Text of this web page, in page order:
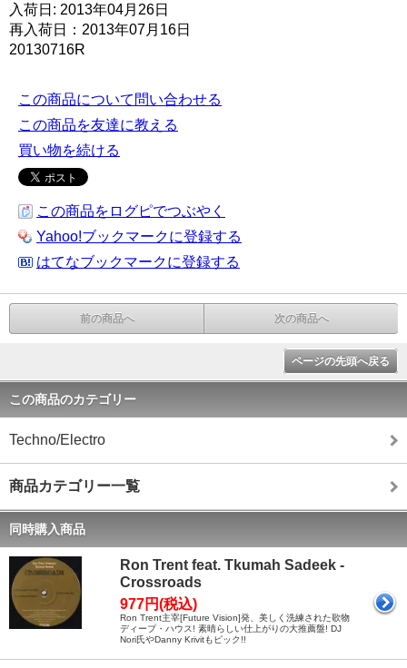
入荷日: 2013年04月26日
再入荷日：2013年07月16日
20130716R
この商品について問い合わせる
この商品を友達に教える
買い物を続ける
この商品をログピでつぶやく
Yahoo!ブックマークに登録する
はてなブックマークに登録する
前の商品へ 次の商品へ
ページの先頭へ戻る
この商品のカテゴリー
Techno/Electro
商品カテゴリー一覧
同時購入商品
Ron Trent feat. Tkumah Sadeek -
Crossroads
977円(税込)
Ron Trent主宰[Future Vision]発、美しく洗練された歌物
ディープ・ハウス! 素晴らしい仕上がりの大推薦盤! DJ
Nori氏やDanny Krivitもピック!!